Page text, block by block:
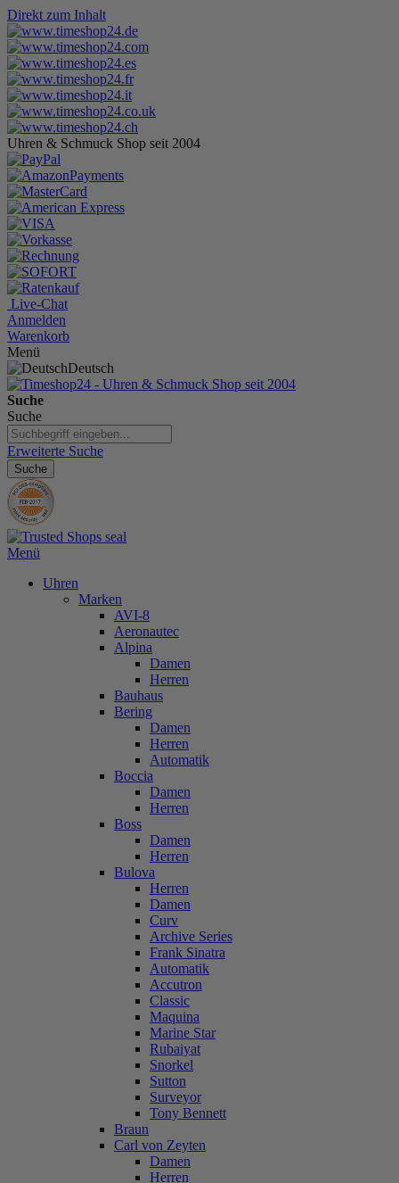
Direkt zum Inhalt
Uhren & Schmuck Shop seit 2004
Live-Chat
Anmelden
Warenkorb
Menü
Deutsch
Suche
Suche
Erweiterte Suche
Suche
Menü
Uhren
Marken
AVI-8
Aeronautec
Alpina
Damen
Herren
Bauhaus
Bering
Damen
Herren
Automatik
Boccia
Damen
Herren
Boss
Damen
Herren
Bulova
Herren
Damen
Curv
Archive Series
Frank Sinatra
Automatik
Accutron
Classic
Maquina
Marine Star
Rubaiyat
Snorkel
Sutton
Surveyor
Tony Bennett
Braun
Carl von Zeyten
Damen
Herren